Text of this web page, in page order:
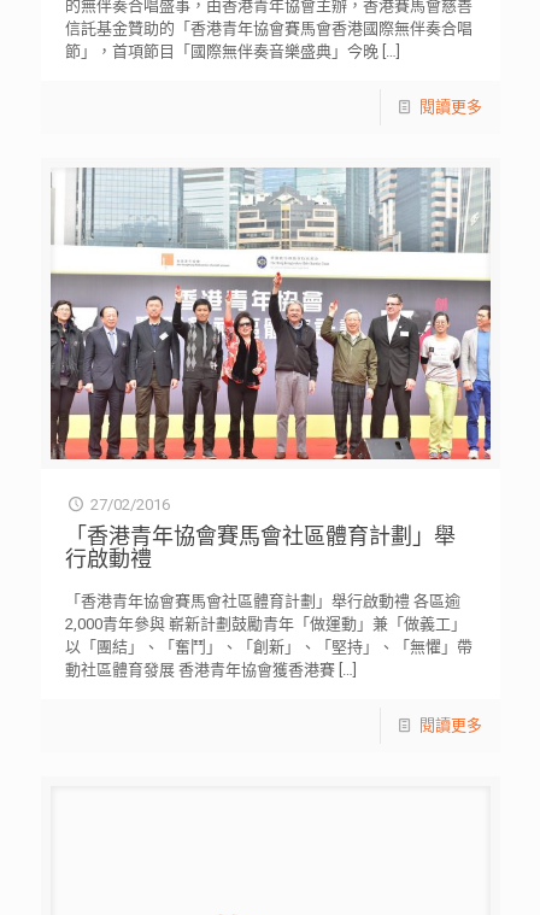
的無伴奏合唱盛事，由香港青年協會主辦，香港賽馬會慈善
信託基金贊助的「香港青年協會賽馬會香港國際無伴奏合唱
節」，首項節目「國際無伴奏音樂盛典」今晚[…]
閱讀更多
27/02/2016
「香港青年協會賽馬會社區體育計劃」舉
行啟動禮
「香港青年協會賽馬會社區體育計劃」舉行啟動禮 各區逾
2,000青年參與 嶄新計劃鼓勵青年「做運動」兼「做義工」
以「團結」、「奮鬥」、「創新」、「堅持」、「無懼」帶
動社區體育發展 香港青年協會獲香港賽[…]
閱讀更多